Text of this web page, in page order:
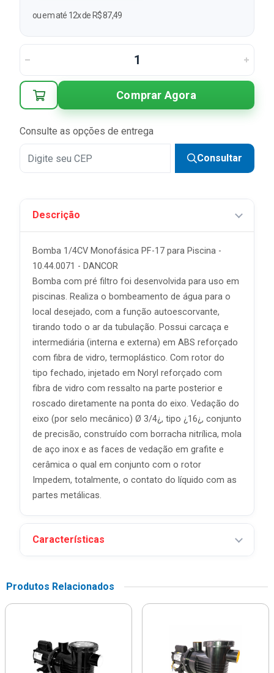
ou em até 12x de R$ 87,49
Comprar Agora
Consulte as opções de entrega
Consultar
Descrição
Bomba 1/4CV Monofásica PF-17 para Piscina -
10.44.0071 - DANCOR
Bomba com pré filtro foi desenvolvida para uso em
piscinas. Realiza o bombeamento de água para o
local desejado, com a função autoescorvante,
tirando todo o ar da tubulação. Possui carcaça e
intermediária (interna e externa) em ABS reforçado
com fibra de vidro, termoplástico. Com rotor do
tipo fechado, injetado em Noryl reforçado com
fibra de vidro com ressalto na parte posterior e
roscado diretamente na ponta do eixo. Vedação do
eixo (por selo mecânico) Ø 3/4¿, tipo ¿16¿, conjunto
de precisão, construído com borracha nitrílica, mola
de aço inox e as faces de vedação em grafite e
cerâmica o qual em conjunto com o rotor
Impedem, totalmente, o contato do líquido com as
partes metálicas.
Características
Produtos Relacionados